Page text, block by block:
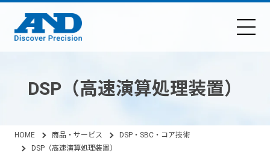
DSP（高速演算処理装置）
HOME 商品・サービス
DSP・SBC・コア技術
DSP（高速演算処理装置）